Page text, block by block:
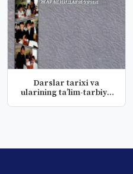
Darslar tarixi va
ularining ta’lim-tarbiya